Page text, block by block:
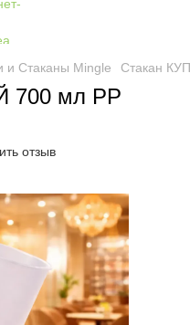
и Стаканы Mingle Стакан
700 мл PP
отзыв